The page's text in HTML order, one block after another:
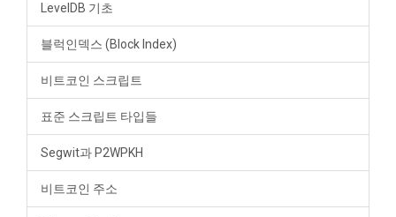
LevelDB 기초
블럭인덱스 (Block Index)
비트코인 스크립트
표준 스크립트 타입들
Segwit과 P2WPKH
비트코인 주소